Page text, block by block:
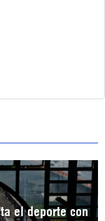
el deporte con